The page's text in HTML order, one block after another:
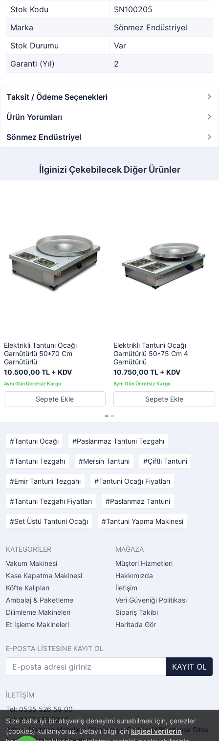
Size daha iyi bir alışveriş deneyimi sunabilmek için, çerezler
(cookies) kullanıyoruz. Detaylı bilgi içinkişisel verilerin
Stok Kodu
SN100205
Marka
Sönmez Endüstriyel
Stok Durumu
Var
Garanti (Yıl)
2
Taksit / Ödeme Seçenekleri
Ürün Yorumları
Sönmez Endüstriyel
İlginizi Çekebilecek Diğer Ürünler
Elektrikli Tantuni Ocağı
Garnütürlü 50*70 Cm
Garnütürlü
10.500,00 TL + KDV
Sepete Ekle
Elektrikli Tantuni Ocağı
Garnütürlü 50*75 Cm 4
Garnütürlü
10.750,00 TL + KDV
Sepete Ekle
Tantuni Ocağı Paslanmaz Tantuni Tezgahı
Tantuni Tezgahı Mersin Tantuni Çiftli Tantuni
Emir Tantuni Tezgahı Tantuni Ocağı Fiyatları
Tantuni Tezgahı Fiyatları Paslanmaz Tantuni
Set Üstü Tantuni Ocağı Tantuni Yapma Makinesi
KATEGORİLER
Vakum Makinesi
Kase Kapatma Makinesi
Köfte Kalıpları
Ambalaj & Paketleme
Dilimleme Makineleri
Et İşleme Makineleri
MAĞAZA
Müşteri Hizmetleri
Hakkımızda
İletişim
Veri Güveniği Politikası
Sipariş Takibi
Haritada Gör
E-POSTA LİSTESİNE KAYIT OL
KAYIT OL
İLETİŞİM
Tel: 0535 526 58 00
Tel: 0541 215 22 19
Adres: Maltepe Mahellesi Gümüşsuyu Caddesi Mithatpaşa Sitesi